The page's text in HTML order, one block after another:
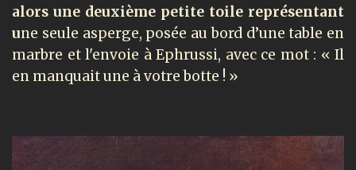
alors une deuxième petite toile représentant
une seule asperge, posée au bord d’une table en
marbre et l'envoie à Ephrussi, avec ce mot : « Il
en manquait une à votre botte ! »